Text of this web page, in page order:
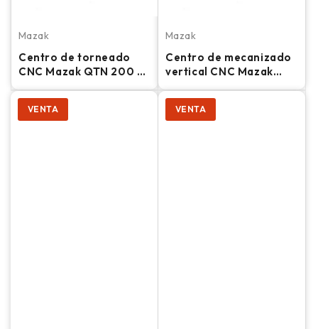
Mazak
Centro de torneado
CNC Mazak QTN 200 -
con preajuste de
herramientas y mandril
Mazak
Centro de mecanizado
vertical CNC Mazak
Fresadora
VENTA VENTA